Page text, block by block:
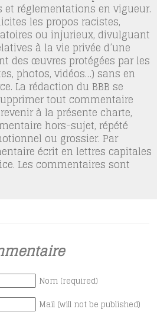
réglementations en vigueur.
les propos racistes,
ou injurieux, divulguant
à la vie privée d’une
des œuvres protégées par les
photos, vidéos…) sans en
La rédaction du BBB se
tout commentaire
à la présente charte,
hors-sujet, répété
ou grossier. Par
écrit en lettres capitales
Les commentaires sont
Nom (required)
Mail (will not be published)